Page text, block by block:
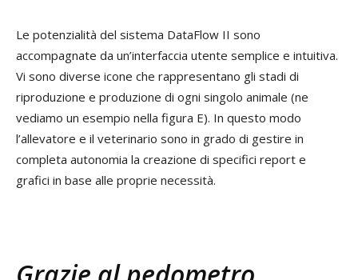
Le potenzialità del sistema DataFlow II sono
accompagnate da un’interfaccia utente semplice e intuitiva.
Vi sono diverse icone che rappresentano gli stadi di
riproduzione e produzione di ogni singolo animale (ne
vediamo un esempio nella figura E). In questo modo
l’allevatore e il veterinario sono in grado di gestire in
completa autonomia la creazione di specifici report e
grafici in base alle proprie necessità.